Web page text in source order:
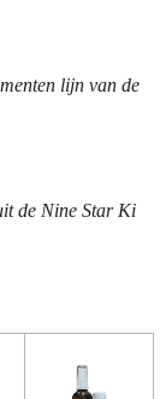
lijn van de
de Nine Star Ki